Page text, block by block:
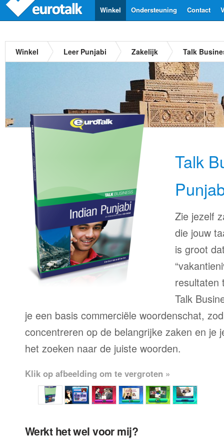
Contact
Ondersteuning
Winkel
Winkel Leer Punjabi Zakelijk Talk
Talk
Zie jezelf
die jouw
is groot
resultaten
Talk
je een basis commerciële woordenschat,
concentreren op de belangrijke zaken en je
het zoeken naar de juiste woorden.
Klik op afbeelding om te vergroten »
Werkt het wel voor mij?